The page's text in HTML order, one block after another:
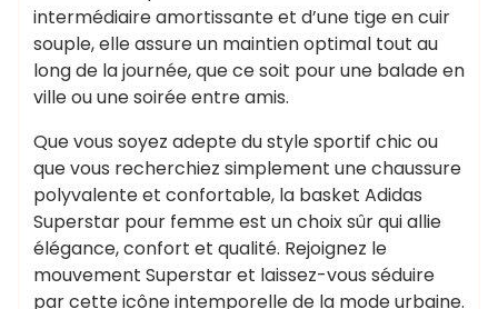
intermédiaire amortissante et d’une tige en cuir
souple, elle assure un maintien optimal tout au
long de la journée, que ce soit pour une balade en
ville ou une soirée entre amis.
Que vous soyez adepte du style sportif chic ou
que vous recherchiez simplement une chaussure
polyvalente et confortable, la basket Adidas
Superstar pour femme est un choix sûr qui allie
élégance, confort et qualité. Rejoignez le
mouvement Superstar et laissez-vous séduire
par cette icône intemporelle de la mode urbaine.